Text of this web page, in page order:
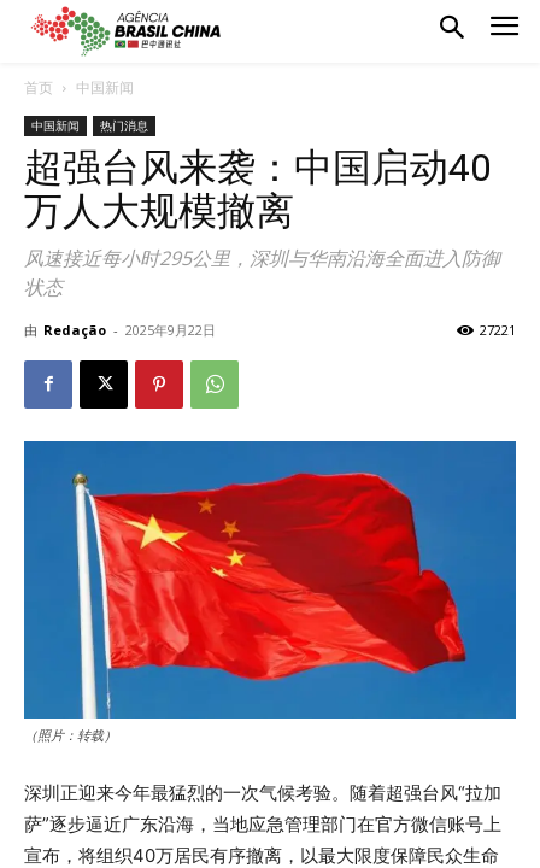
首页 中国新闻
中国新闻 热门消息
超强台风来袭：中国启动40
万人大规模撤离
风速接近每小时295公里，深圳与华南沿海全面进入防御
状态
由 Redação - 2025年9月22日 27221
（照片：转载）
深圳正迎来今年最猛烈的一次气候考验。随着超强台风“拉加
萨”逐步逼近广东沿海，当地应急管理部门在官方微信账号上
宣布，将组织40万居民有序撤离，以最大限度保障民众生命